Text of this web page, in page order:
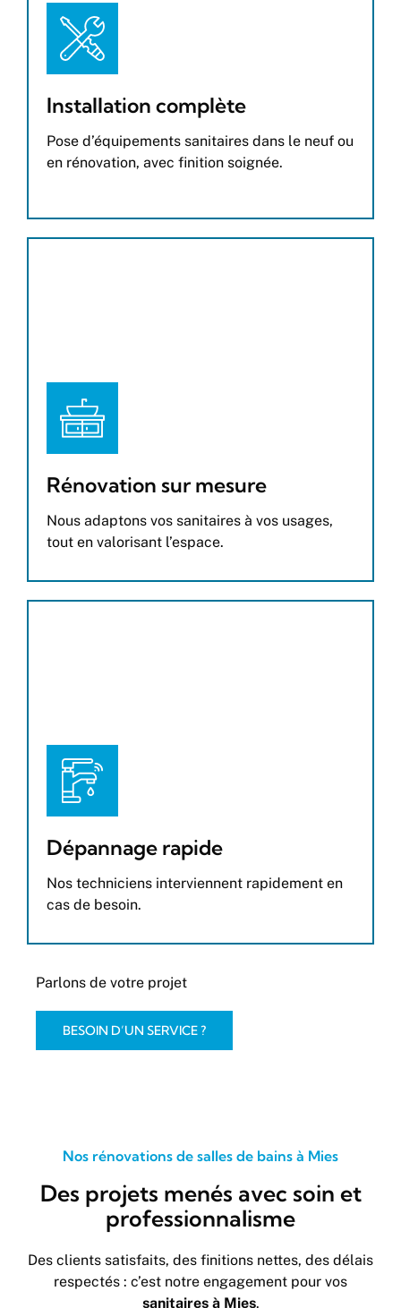
Installation complète
Pose d’équipements sanitaires dans le neuf ou
en rénovation, avec finition soignée.
Rénovation sur mesure
Nous adaptons vos sanitaires à vos usages,
tout en valorisant l’espace.
Dépannage rapide
Nos techniciens interviennent rapidement en
cas de besoin.
Parlons de votre projet
BESOIN D’UN SERVICE ?
Nos rénovations de salles de bains à Mies
Des projets menés avec soin et
professionnalisme
Des clients satisfaits, des finitions nettes, des délais
respectés : c’est notre engagement pour vos
sanitaires à Mies.